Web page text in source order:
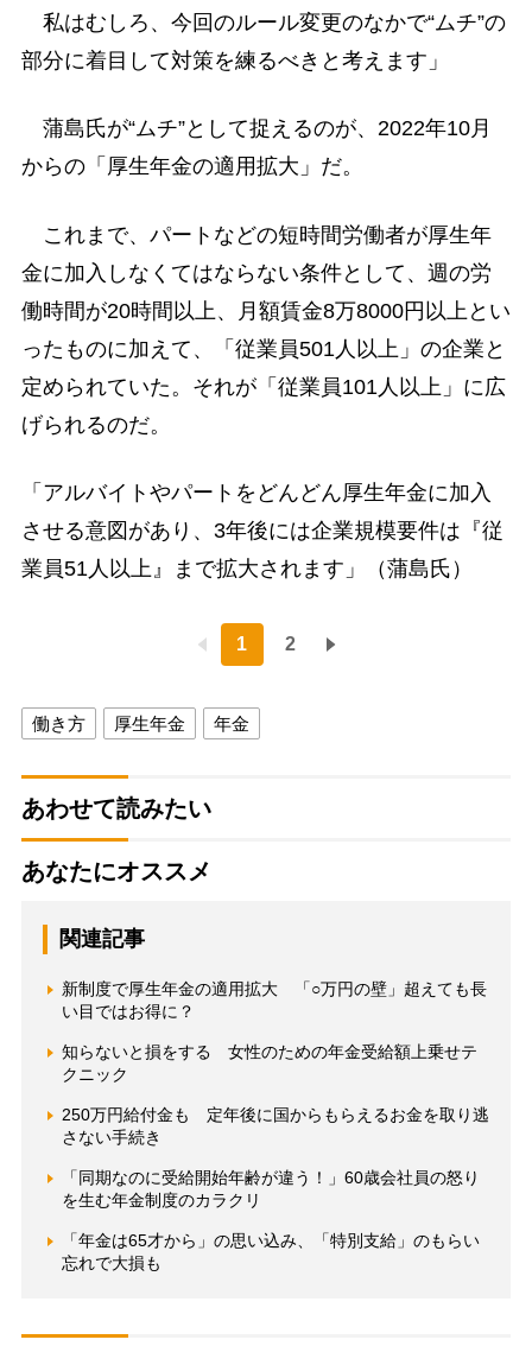
私はむしろ、今回のルール変更のなかで“ムチ”の
部分に着目して対策を練るべきと考えます」
蒲島氏が“ムチ”として捉えるのが、2022年10月
からの「厚生年金の適用拡大」だ。
これまで、パートなどの短時間労働者が厚生年
金に加入しなくてはならない条件として、週の労
働時間が20時間以上、月額賃金8万8000円以上とい
ったものに加えて、「従業員501人以上」の企業と
定められていた。それが「従業員101人以上」に広
げられるのだ。
「アルバイトやパートをどんどん厚生年金に加入
させる意図があり、3年後には企業規模要件は『従
業員51人以上』まで拡大されます」（蒲島氏）
1 2
働き方 厚生年金 年金
あわせて読みたい
あなたにオススメ
関連記事
新制度で厚生年金の適用拡大 「○万円の壁」超えても長
い目ではお得に？
知らないと損をする 女性のための年金受給額上乗せテ
クニック
250万円給付金も 定年後に国からもらえるお金を取り逃
さない手続き
「同期なのに受給開始年齢が違う！」60歳会社員の怒り
を生む年金制度のカラクリ
「年金は65才から」の思い込み、「特別支給」のもらい
忘れで大損も